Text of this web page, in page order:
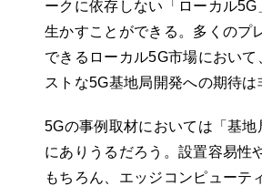
ークに依存しない「ローカル5G
生かすことができる。多くのプ
できるローカル5G市場において
ストな5G基地局開発への期待は
5Gの事例取材においては「基地
にありうるだろう。設置容易性
もちろん、エッジコンピューテ